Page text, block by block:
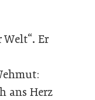
Welt“. Er
ans Herz